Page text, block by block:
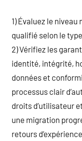
1) Évaluez le
qualifié selon le
2) Vérifiez les
identité, intégrité,
données et
processus clair
droits d’utilisateur
une migration
retours